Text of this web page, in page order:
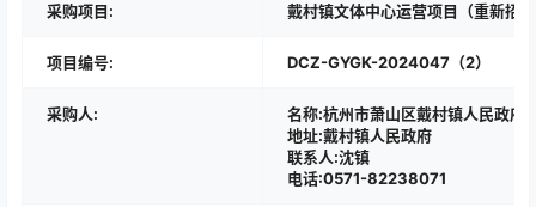
采购项目: 戴村镇文体中心运营项目（重新招
项目编号: DCZ-GYGK-2024047（2）
采购人:
名称:杭州市萧山区戴村镇人民政府
地址:戴村镇人民政府
联系人:沈镇
电话:0571-82238071